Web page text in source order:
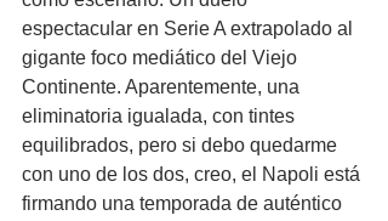
espectacular en Serie A extrapolado al
gigante foco mediático del Viejo
Continente. Aparentemente, una
eliminatoria igualada, con tintes
equilibrados, pero si debo quedarme
con uno de los dos, creo, el Napoli está
firmando una temporada de auténtico